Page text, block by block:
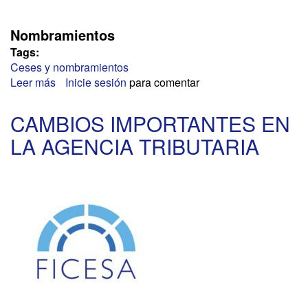
Nombramientos
Tags:
Ceses y nombramientos
Leer más sobre
ESTADO
DE
COMUNICACIÓN
Inicie sesión para comentar
CAMBIOS IMPORTANTES EN
LA AGENCIA TRIBUTARIA